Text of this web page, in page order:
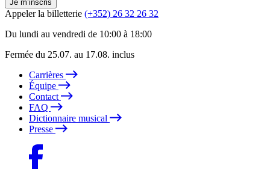
Je m’inscris
Appeler la billetterie (+352) 26 32 26 32
Du lundi au vendredi de 10:00 à 18:00
Fermée du 25.07. au 17.08. inclus
Carrières
Équipe
Contact
FAQ
Dictionnaire musical
Presse